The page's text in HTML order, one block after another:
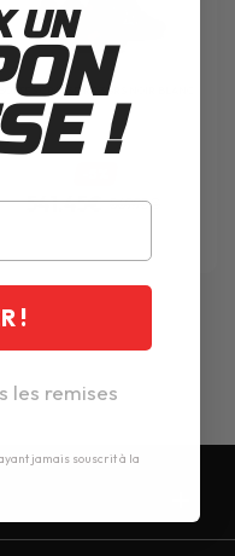
BOTTES CROSSFIRE 3 SRS NOIR BLANC
541.45€ 569.95€
UN
!
!
les remises
jamais souscrit à la